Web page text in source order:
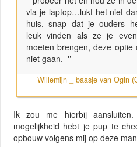
via je laptop…lukt het niet
huis, snap dat je ouders
leuk vinden als ze je
moeten brengen, deze optie
niet gaan. "
Willemijn _ baasje van Ogin
Ik zou me hierbij
mogelijkheid hebt je pup te
opbouw volgens mij op deze